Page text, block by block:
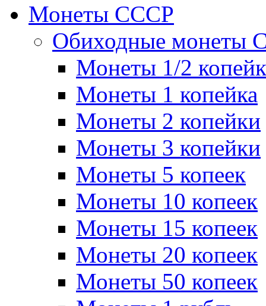
Монеты СССР
Обиходные монеты
Монеты 1/2
Монеты 1 копейка
Монеты 2 копейки
Монеты 3 копейки
Монеты 5 копеек
Монеты 10 копеек
Монеты 15 копеек
Монеты 20 копеек
Монеты 50 копеек